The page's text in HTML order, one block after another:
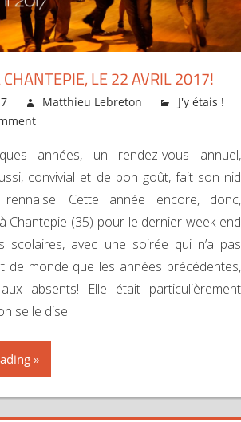
CHANTEPIE, LE 22 AVRIL 2017!
Matthieu Lebreton
J'y étais !
années, un rendez-vous annuel,
convivial et de bon goût, fait son nid
Cette année encore, donc,
Chantepie (35) pour le dernier week-end
scolaires, avec une soirée qui n’a pas
de monde que les années précédentes,
absents! Elle était particulièrement
se le dise!